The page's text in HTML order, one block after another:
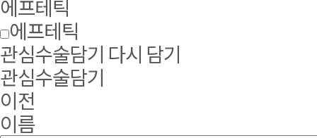
에프테틱
에프테틱
관심수술담기 다시 담기
관심수술담기
이전
이름